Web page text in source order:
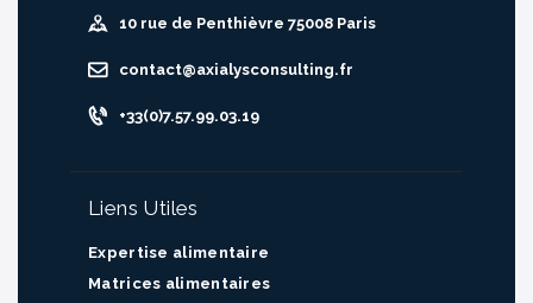
10 rue de Penthièvre 75008 Paris
contact@axialysconsulting.fr
+33(0)7.57.99.03.19
Liens Utiles
Expertise alimentaire
Matrices alimentaires